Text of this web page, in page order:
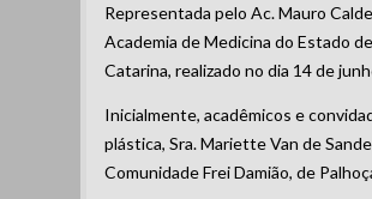
Representada pelo Ac. Mauro
Academia de Medicina do Estado
Catarina, realizado no dia 14 de
Inicialmente, acadêmicos e
plástica, Sra. Mariette Van de
Comunidade Frei Damião, de